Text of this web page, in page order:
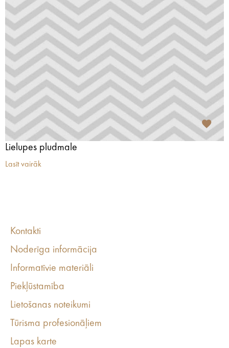
Lielupes pludmale
Lasīt vairāk
Kontakti
Noderīga informācija
Informatīvie materiāli
Piekļūstamība
Lietošanas noteikumi
Tūrisma profesionāļiem
Lapas karte